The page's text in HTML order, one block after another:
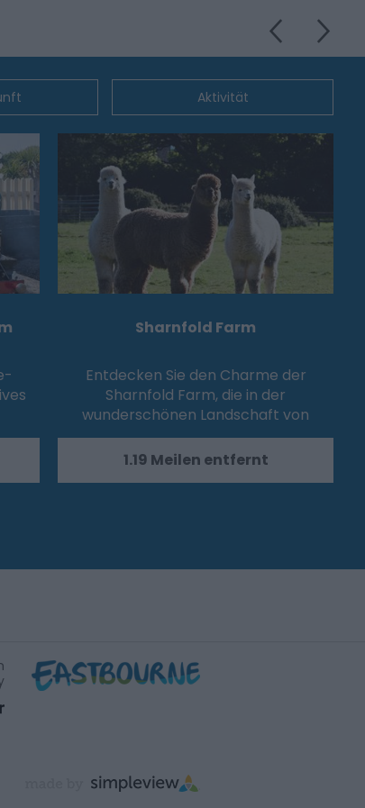
Aktivität
Sharnfold Farm
Entdecken Sie den Charme der
Sharnfold Farm, die in der
wunderschönen Landschaft von
East…
1.19 Meilen entfernt